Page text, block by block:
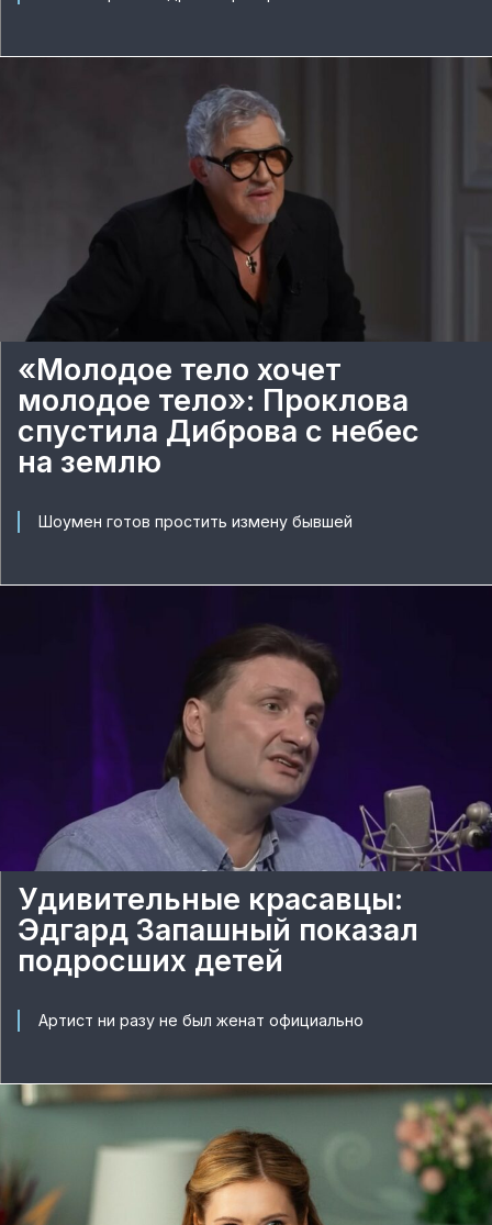
«Молодое тело хочет
молодое тело»: Проклова
спустила Диброва с небес
на землю
Шоумен готов простить измену бывшей
Удивительные красавцы:
Эдгард Запашный показал
подросших детей
Артист ни разу не был женат официально